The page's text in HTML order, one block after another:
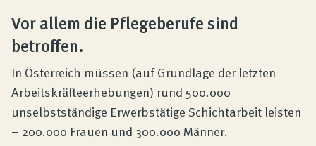
Unternehmen
Kontakt
Magazin
Vor allem die Pflegeberufe sind
betroffen.
In Österreich müssen (auf Grundlage der letzten
Arbeitskräfteerhebungen) rund 500.000
unselbstständige Erwerbstätige Schichtarbeit leisten
– 200.000 Frauen und 300.000 Männer.